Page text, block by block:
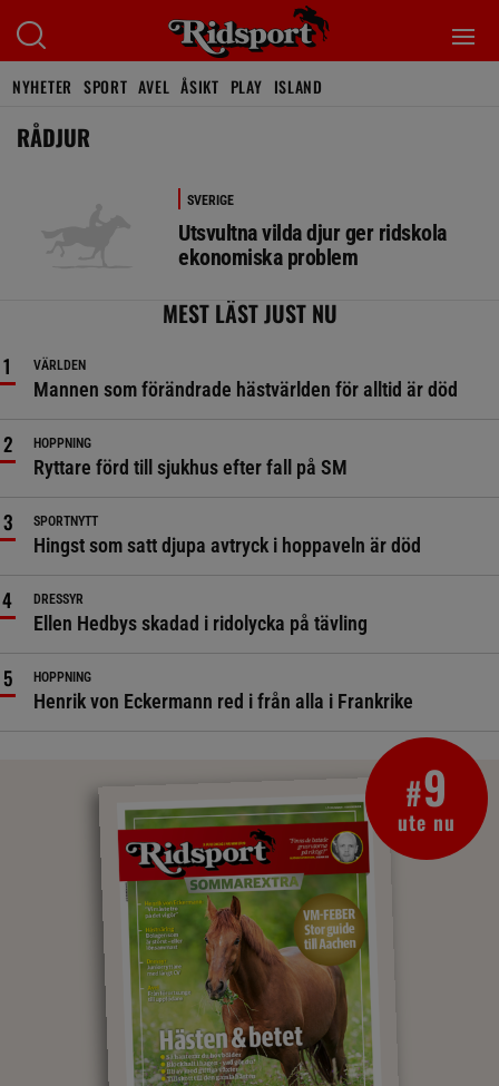
NYHETER SPORT AVEL ÅSIKT PLAY ISLAND
RÅDJUR
SVERIGE
Utsvultna vilda djur ger ridskola
ekonomiska problem
MEST LÄST JUST NU
VÄRLDEN
Mannen som förändrade hästvärlden för alltid är död
HOPPNING
Ryttare förd till sjukhus efter fall på SM
SPORTNYTT
Hingst som satt djupa avtryck i hoppaveln är död
DRESSYR
Ellen Hedbys skadad i ridolycka på tävling
HOPPNING
Henrik von Eckermann red i från alla i Frankrike
#9
ute nu